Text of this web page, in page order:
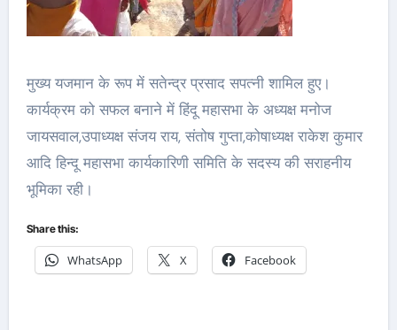
मुख्य यजमान के रूप में सतेन्द्र प्रसाद सपत्नी शामिल हुए।
कार्यक्रम को सफल बनाने में हिंदू महासभा के अध्यक्ष मनोज
जायसवाल,उपाध्यक्ष संजय राय, संतोष गुप्ता,कोषाध्यक्ष राकेश कुमार
आदि हिन्दू महासभा कार्यकारिणी समिति के सदस्य की सराहनीय
भूमिका रही।
Share this:
WhatsApp X Facebook